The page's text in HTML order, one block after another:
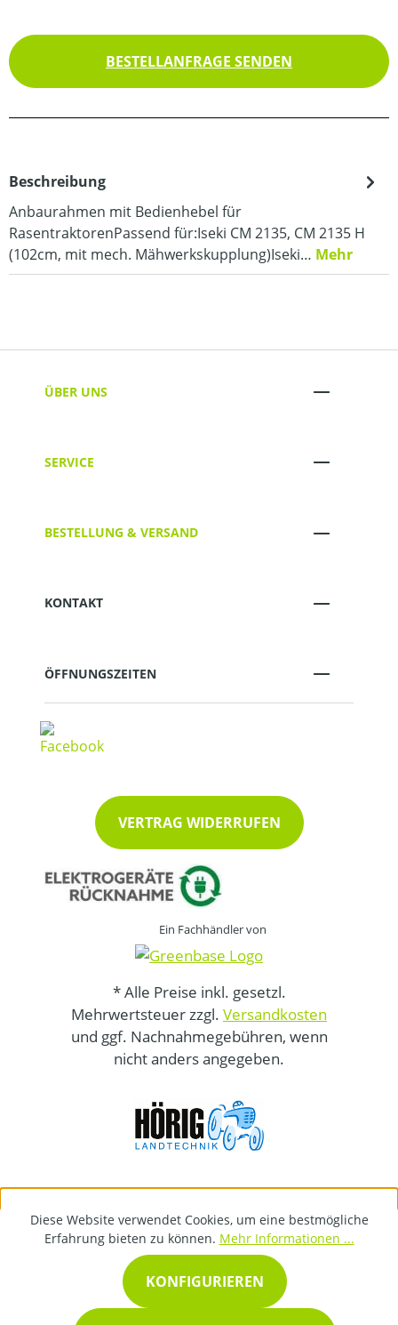
BESTELLANFRAGE SENDEN
Beschreibung
Anbaurahmen mit Bedienhebel für
RasentraktorenPassend für:Iseki CM 2135, CM 2135 H
(102cm, mit mech. Mähwerkskupplung)Iseki… Mehr
ÜBER UNS
SERVICE
BESTELLUNG & VERSAND
KONTAKT
ÖFFNUNGSZEITEN
VERTRAG WIDERRUFEN
Ein Fachhändler von
* Alle Preise inkl. gesetzl.
Mehrwertsteuer zzgl. Versandkosten
und ggf. Nachnahmegebühren, wenn
nicht anders angegeben.
Diese Website verwendet Cookies, um eine bestmögliche
Erfahrung bieten zu können. Mehr Informationen ...
KONFIGURIEREN